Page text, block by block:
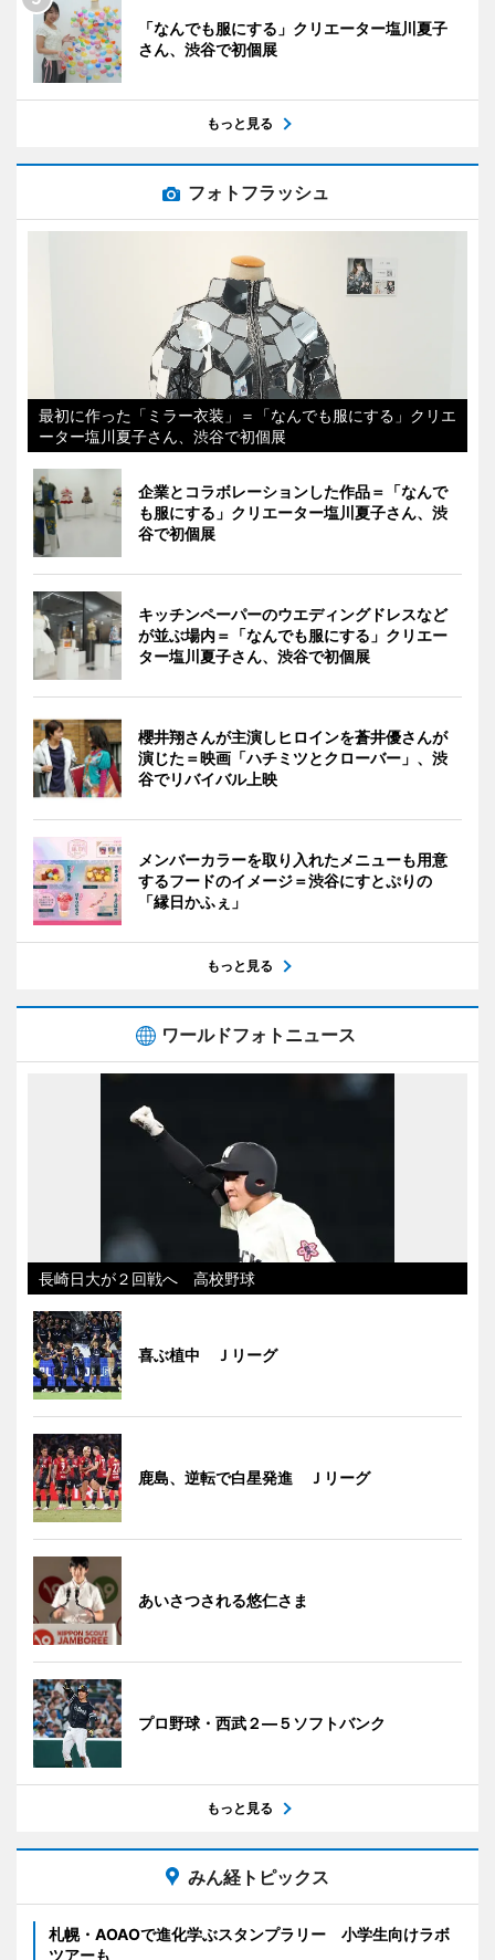
「なんでも服にする」クリエーター塩川夏子
さん、渋谷で初個展
もっと見る
フォトフラッシュ
最初に作った「ミラー衣装」＝「なんでも服にする」クリエ
ーター塩川夏子さん、渋谷で初個展
企業とコラボレーションした作品＝「なんで
も服にする」クリエーター塩川夏子さん、渋
谷で初個展
キッチンペーパーのウエディングドレスなど
が並ぶ場内＝「なんでも服にする」クリエー
ター塩川夏子さん、渋谷で初個展
櫻井翔さんが主演しヒロインを蒼井優さんが
演じた＝映画「ハチミツとクローバー」、渋
谷でリバイバル上映
メンバーカラーを取り入れたメニューも用意
するフードのイメージ＝渋谷にすとぷりの
「縁日かふぇ」
もっと見る
ワールドフォトニュース
長崎日大が２回戦へ 高校野球
喜ぶ植中 Ｊリーグ
鹿島、逆転で白星発進 Ｊリーグ
あいさつされる悠仁さま
プロ野球・西武２―５ソフトバンク
もっと見る
みん経トピックス
札幌・AOAOで進化学ぶスタンプラリー 小学生向けラボ
ツアーも